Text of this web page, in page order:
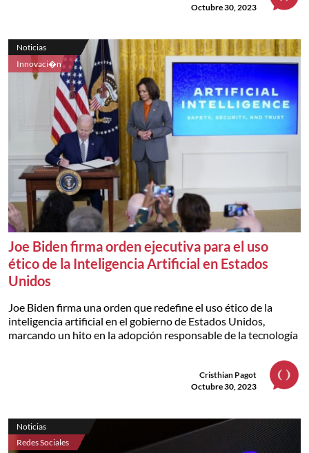
Octubre 30, 2023
Noticias
Innovaci�n
Joe Biden firma orden ejecutiva para el uso
ético de la Inteligencia Artificial en Estados
Unidos
Joe Biden firma una orden que redefine el uso ético de la
inteligencia artificial en el gobierno de Estados Unidos,
marcando un hito en la adopción responsable de la tecnología
Cristhian Pagot
Octubre 30, 2023
Noticias
Redes Sociales